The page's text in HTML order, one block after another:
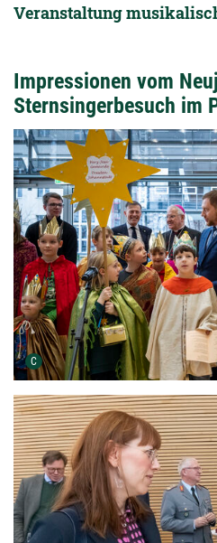
Veranstaltung
Impressionen vom
Sternsingerbesuch im
C Urheber der Grafik: